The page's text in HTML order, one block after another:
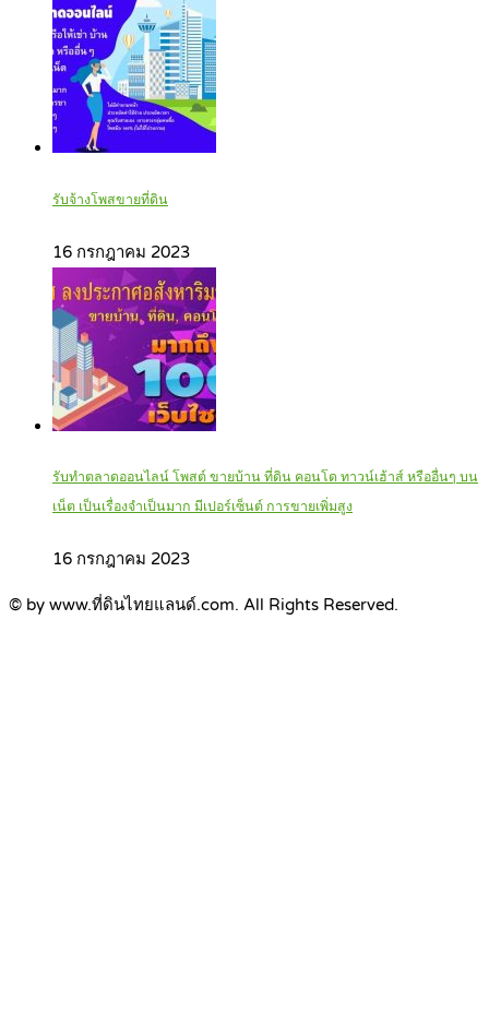
รับจ้างโพสขายที่ดิน
16 กรกฎาคม 2023
รับทำตลาดออนไลน์ โพสต์ ขายบ้าน ที่ดิน คอนโด ทาวน์เฮ้าส์ หรืออื่นๆ บน
เน็ต เป็นเรื่องจำเป็นมาก มีเปอร์เซ็นต์ การขายเพิ่มสูง
16 กรกฎาคม 2023
© by www.ที่ดินไทยแลนด์.com. All Rights Reserved.